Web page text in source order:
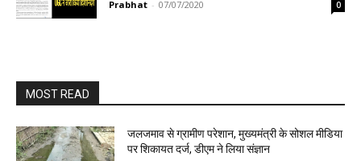
Prabhat - 07/07/2020 0
MOST READ
जलजमाव से ग्रामीण परेशान, मुख्यमंत्री के सोशल मीडिया
पर शिकायत दर्ज, डीएम ने लिया संज्ञान